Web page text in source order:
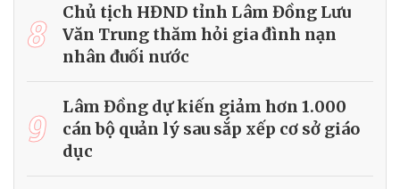
8
Chủ tịch HĐND tỉnh Lâm Đồng Lưu
Văn Trung thăm hỏi gia đình nạn
nhân đuối nước
9
Lâm Đồng dự kiến giảm hơn 1.000
cán bộ quản lý sau sắp xếp cơ sở giáo
dục